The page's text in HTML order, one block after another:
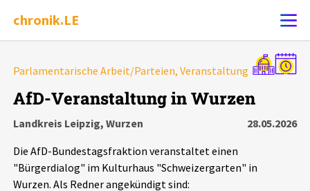
chronik.LE
Ereignis melden
Chronik
Dossiers
Parlamentarische Arbeit/Parteien, Veranstaltung
AfD-Veranstaltung in Wurzen
Landkreis Leipzig, Wurzen
28.05.2026
Die AfD-Bundestagsfraktion veranstaltet einen
"Bürgerdialog" im Kulturhaus "Schweizergarten" in
Wurzen. Als Redner angekündigt sind:
Alle Ereignisse
7502
Ereignisse
Exportieren Filter Erklärungen